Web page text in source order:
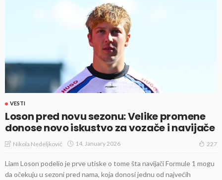
VESTI
Loson pred novu sezonu: Velike promene
donose novo iskustvo za vozače i navijače
Nikola Nedeljković 14, January 2026 227
Liam Loson podelio je prve utiske o tome šta navijači Formule 1 mogu
da očekuju u sezoni pred nama, koja donosi jednu od najvećih